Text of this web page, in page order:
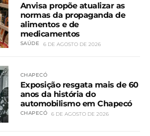
Anvisa propõe atualizar as
normas da propaganda de
alimentos e de
medicamentos
SAÚDE 6 DE AGOSTO DE 2026
CHAPECÓ
Exposição resgata mais de 60
anos da história do
automobilismo em Chapecó
CHAPECÓ 6 DE AGOSTO DE 2026